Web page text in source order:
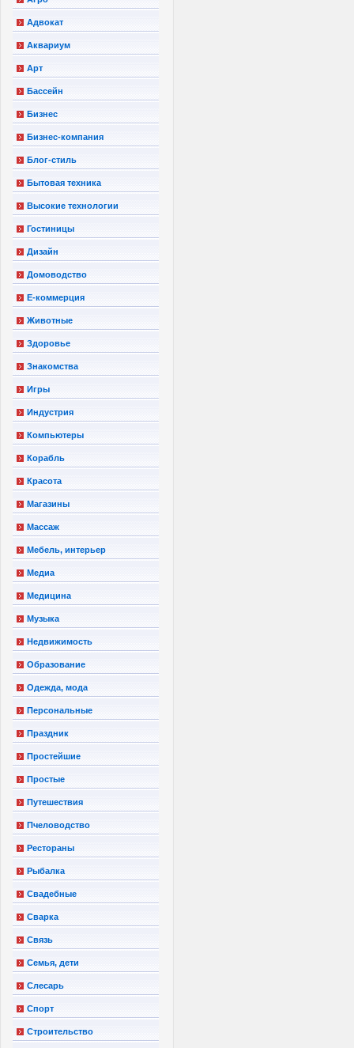
Адвокат
Аквариум
Арт
Бассейн
Бизнес
Бизнес-компания
Блог-стиль
Бытовая техника
Высокие технологии
Гостиницы
Дизайн
Домоводство
Е-коммерция
Животные
Здоровье
Знакомства
Игры
Индустрия
Компьютеры
Корабль
Красота
Магазины
Массаж
Мебель, интерьер
Медиа
Медицина
Музыка
Недвижимость
Образование
Одежда, мода
Персональные
Праздник
Простейшие
Простые
Путешествия
Пчеловодство
Рестораны
Рыбалка
Свадебные
Сварка
Связь
Семья, дети
Слесарь
Спорт
Строительство